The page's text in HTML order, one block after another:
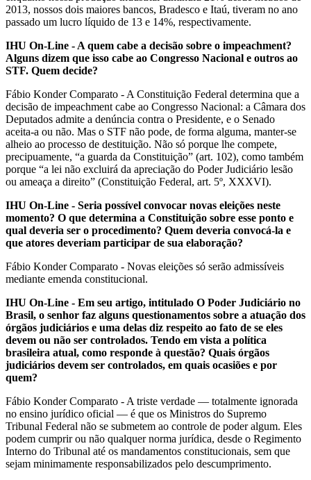
2013, nossos dois maiores bancos, Bradesco e Itaú, tiveram no ano
passado um lucro líquido de 13 e 14%, respectivamente.
IHU On-Line - A quem cabe a decisão sobre o impeachment?
Alguns dizem que isso cabe ao Congresso Nacional e outros ao
STF. Quem decide?
Fábio Konder Comparato - A Constituição Federal determina que a
decisão de impeachment cabe ao Congresso Nacional: a Câmara dos
Deputados admite a denúncia contra o Presidente, e o Senado
aceita-a ou não. Mas o STF não pode, de forma alguma, manter-se
alheio ao processo de destituição. Não só porque lhe compete,
precipuamente, “a guarda da Constituição” (art. 102), como também
porque “a lei não excluirá da apreciação do Poder Judiciário lesão
ou ameaça a direito” (Constituição Federal, art. 5º, XXXVI).
IHU On-Line - Seria possível convocar novas eleições neste
momento? O que determina a Constituição sobre esse ponto e
qual deveria ser o procedimento? Quem deveria convocá-la e
que atores deveriam participar de sua elaboração?
Fábio Konder Comparato - Novas eleições só serão admissíveis
mediante emenda constitucional.
IHU On-Line - Em seu artigo, intitulado O Poder Judiciário no
Brasil, o senhor faz alguns questionamentos sobre a atuação dos
órgãos judiciários e uma delas diz respeito ao fato de se eles
devem ou não ser controlados. Tendo em vista a política
brasileira atual, como responde à questão? Quais órgãos
judiciários devem ser controlados, em quais ocasiões e por
quem?
Fábio Konder Comparato - A triste verdade — totalmente ignorada
no ensino jurídico oficial — é que os Ministros do Supremo
Tribunal Federal não se submetem ao controle de poder algum. Eles
podem cumprir ou não qualquer norma jurídica, desde o Regimento
Interno do Tribunal até os mandamentos constitucionais, sem que
sejam minimamente responsabilizados pelo descumprimento.